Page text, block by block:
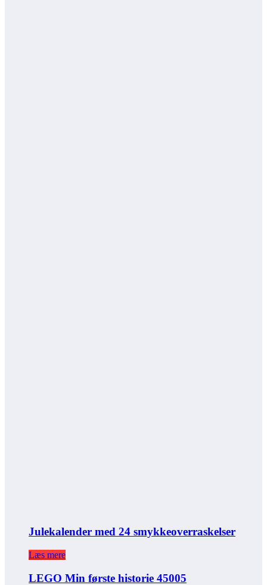
Julekalender med 24 smykkeoverraskelser
Læs mere
LEGO Min første historie 45005